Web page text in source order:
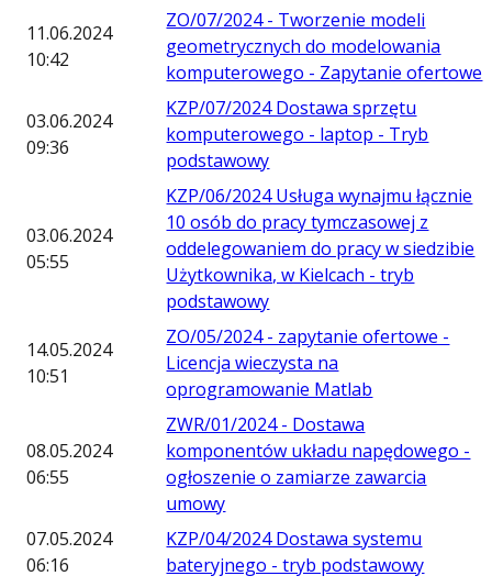
11.06.2024
10:42
ZO/07/2024 - Tworzenie modeli
geometrycznych do modelowania
komputerowego - Zapytanie ofertowe
03.06.2024
09:36
KZP/07/2024 Dostawa sprzętu
komputerowego - laptop - Tryb
podstawowy
03.06.2024
05:55
KZP/06/2024 Usługa wynajmu łącznie
10 osób do pracy tymczasowej z
oddelegowaniem do pracy w siedzibie
Użytkownika, w Kielcach - tryb
podstawowy
14.05.2024
10:51
ZO/05/2024 - zapytanie ofertowe -
Licencja wieczysta na
oprogramowanie Matlab
08.05.2024
06:55
ZWR/01/2024 - Dostawa
komponentów układu napędowego -
ogłoszenie o zamiarze zawarcia
umowy
07.05.2024
06:16
KZP/04/2024 Dostawa systemu
bateryjnego - tryb podstawowy